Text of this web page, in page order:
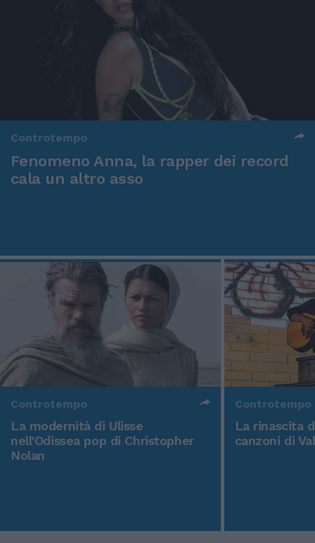
Controtempo
Fenomeno Anna, la rapper dei record
cala un altro asso
Controtempo
La modernità di Ulisse
nell'Odissea pop di Christopher
Nolan
Controtempo
La rinascita
canzoni di